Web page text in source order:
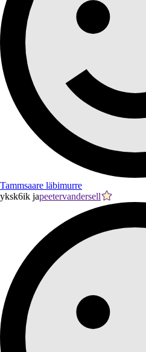
Tammsaare läbimurre
yksk6ik japeetervandersell